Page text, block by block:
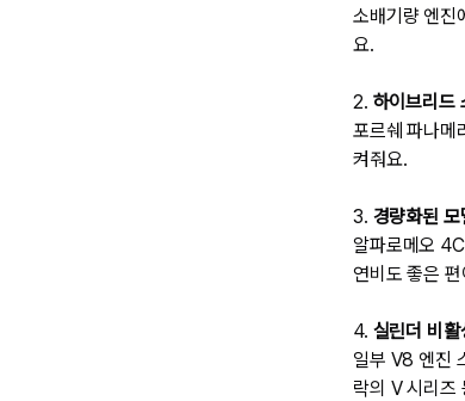
소배기량 엔진
요.
2. 하이브리드
포르쉐 파나메
켜줘요.
3. 경량화된 모
알파로메오
연비도 좋은 편
4. 실린더 비
일부 V8 엔진
락의 V 시리즈